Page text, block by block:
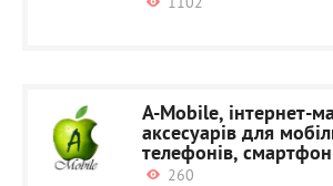
A-Mobile, інтернет-
аксесуарів для
телефонів,
260